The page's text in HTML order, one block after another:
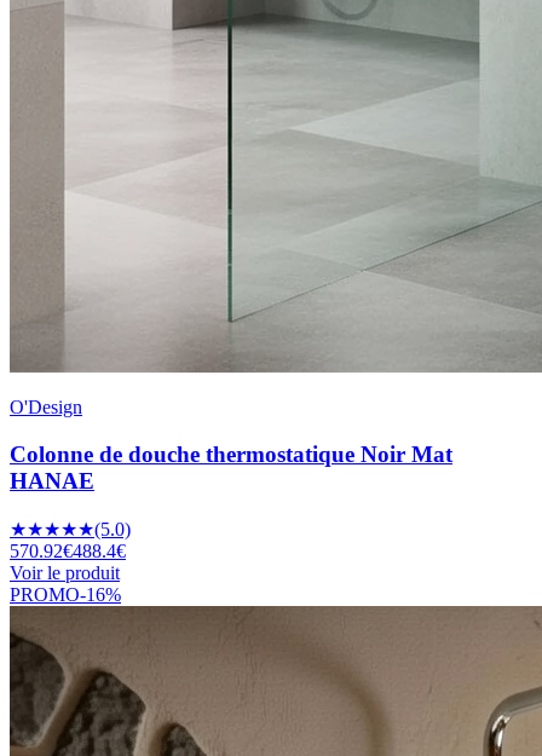
O'Design
Colonne de douche thermostatique Noir Mat
HANAE
★★★★★(5.0)
570.92€488.4€
Voir le produit
PROMO-16%